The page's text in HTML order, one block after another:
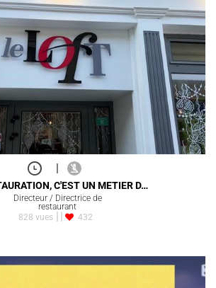
|
C'EST UN METIER D…
Directeur / Directrice de
restaurant
828 vues
432